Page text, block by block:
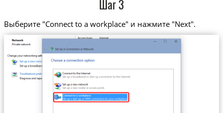
Шаг 3
Выберите "Connect to a workplace" и нажмите "Next".